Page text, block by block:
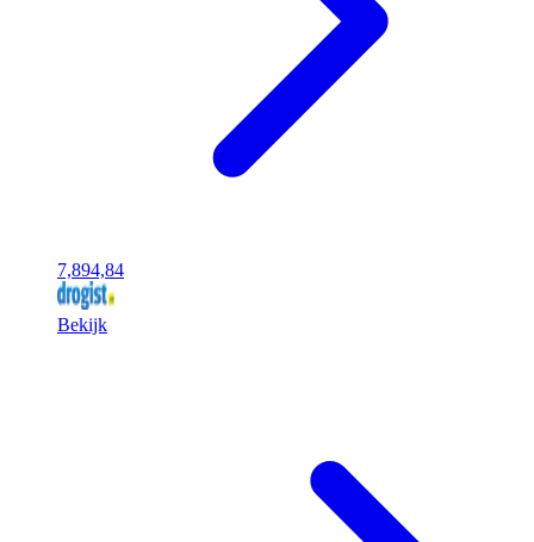
7,894,84
Bekijk